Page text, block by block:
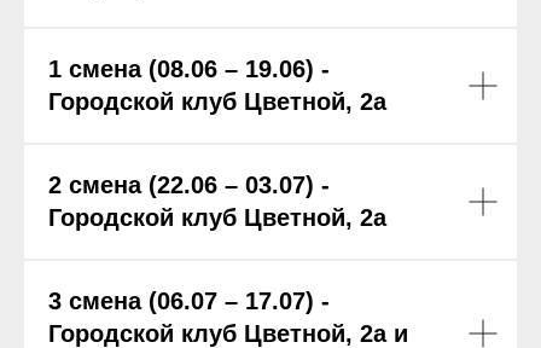
1 смена (08.06 – 19.06) -
Городской клуб Цветной, 2а
2 смена (22.06 – 03.07) -
Городской клуб Цветной, 2а
3 смена (06.07 – 17.07) -
Городской клуб Цветной, 2а и